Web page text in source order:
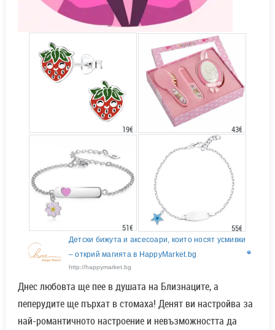
19€ 43€
51€ 55€
Детски бижута и аксесоари, които носят усмивки
– открий магията в HappyMarket.bg
http://happymarket.bg
Днес любовта ще пее в душата на Близнаците, а
пеперудите ще пърхат в стомаха! Денят ви настройва за
най-романтичното настроение и невъзможността да